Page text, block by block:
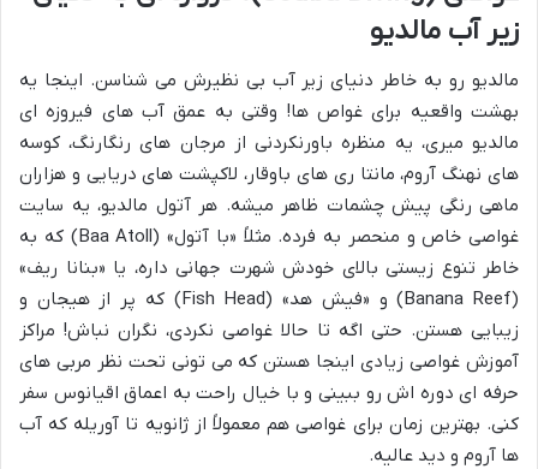
زیر آب مالدیو
مالدیو رو به خاطر دنیای زیر آب بی نظیرش می شناسن. اینجا یه
بهشت واقعیه برای غواص ها! وقتی به عمق آب های فیروزه ای
مالدیو میری، یه منظره باورنکردنی از مرجان های رنگارنگ، کوسه
های نهنگ آروم، مانتا ری های باوقار، لاکپشت های دریایی و هزاران
ماهی رنگی پیش چشمات ظاهر میشه. هر آتول مالدیو، یه سایت
غواصی خاص و منحصر به فرده. مثلاً «با آتول» (Baa Atoll) که به
خاطر تنوع زیستی بالای خودش شهرت جهانی داره، یا «بنانا ریف»
(Banana Reef) و «فیش هد» (Fish Head) که پر از هیجان و
زیبایی هستن. حتی اگه تا حالا غواصی نکردی، نگران نباش! مراکز
آموزش غواصی زیادی اینجا هستن که می تونی تحت نظر مربی های
حرفه ای دوره اش رو ببینی و با خیال راحت به اعماق اقیانوس سفر
کنی. بهترین زمان برای غواصی هم معمولاً از ژانویه تا آوریله که آب
ها آروم و دید عالیه.